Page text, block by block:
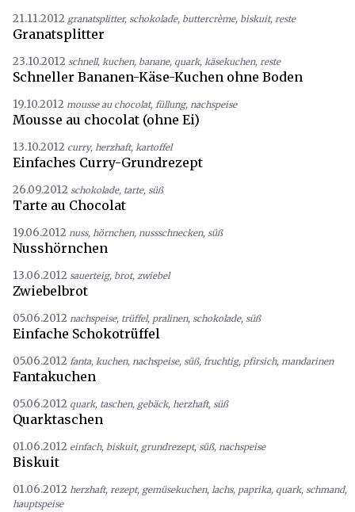
21.11.2012 granatsplitter, schokolade, buttercrème, biskuit, reste
Granatsplitter
23.10.2012 schnell, kuchen, banane, quark, käsekuchen, reste
Schneller Bananen-Käse-Kuchen ohne Boden
19.10.2012 mousse au chocolat, füllung, nachspeise
Mousse au chocolat (ohne Ei)
13.10.2012 curry, herzhaft, kartoffel
Einfaches Curry-Grundrezept
26.09.2012 schokolade, tarte, süß
Tarte au Chocolat
19.06.2012 nuss, hörnchen, nussschnecken, süß
Nusshörnchen
13.06.2012 sauerteig, brot, zwiebel
Zwiebelbrot
05.06.2012 nachspeise, trüffel, pralinen, schokolade, süß
Einfache Schokotrüffel
05.06.2012 fanta, kuchen, nachspeise, süß, fruchtig, pfirsich, mandarinen
Fantakuchen
05.06.2012 quark, taschen, gebäck, herzhaft, süß
Quarktaschen
01.06.2012 einfach, biskuit, grundrezept, süß, nachspeise
Biskuit
01.06.2012 herzhaft, rezept, gemüsekuchen, lachs, paprika, quark, schmand,
hauptspeise